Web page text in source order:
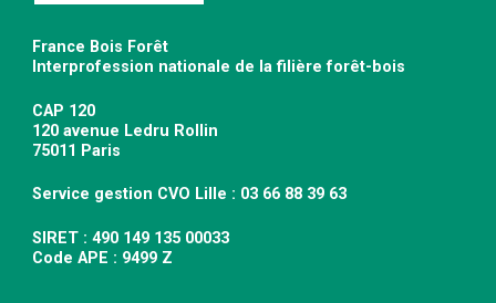
France Bois Forêt
Interprofession nationale de la filière forêt-bois
CAP 120
120 avenue Ledru Rollin
75011 Paris
Service gestion CVO Lille : 03 66 88 39 63
SIRET : 490 149 135 00033
Code APE : 9499 Z